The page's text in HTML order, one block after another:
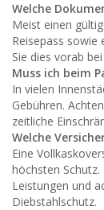
Welche
Meist einen
Reisepass sowie
Sie dies vorab
Muss ich beim
In vielen
Gebühren.
zeitliche
Welche
Eine
höchsten
Leistungen und
Diebstahlschutz.